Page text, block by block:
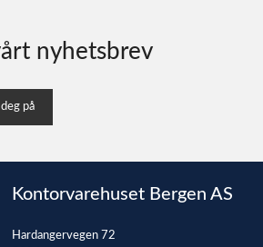
nyhetsbrev
på
Kontorvarehuset Bergen AS
Hardangervegen 72